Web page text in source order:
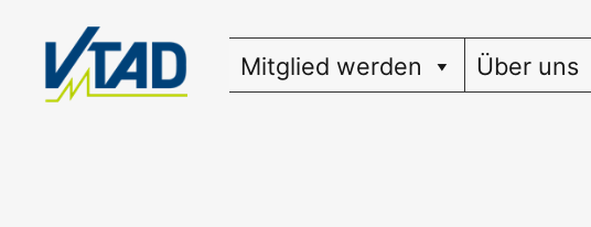
springen
Mitglied werden Über uns